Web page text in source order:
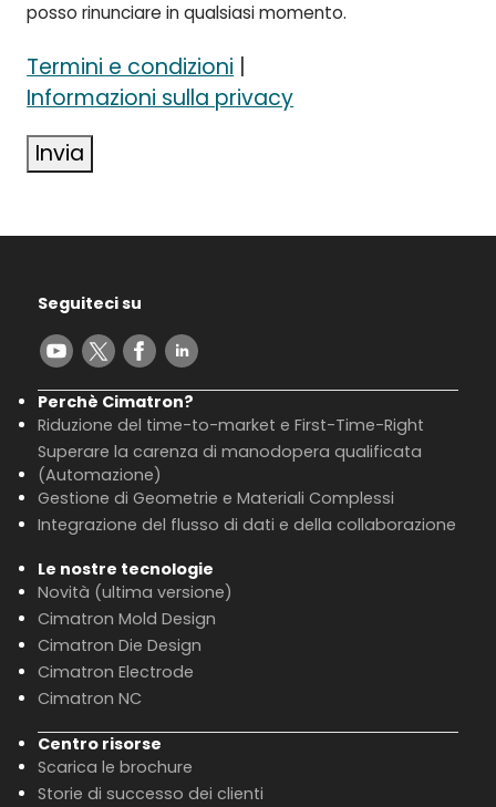
posso rinunciare in qualsiasi momento.
Termini e condizioni |
Informazioni sulla privacy
Invia
Seguiteci su
Perchè Cimatron?
Riduzione del time-to-market e First-Time-Right
Superare la carenza di manodopera qualificata
(Automazione)
Gestione di Geometrie e Materiali Complessi
Integrazione del flusso di dati e della collaborazione
Le nostre tecnologie
Novità (ultima versione)
Cimatron Mold Design
Cimatron Die Design
Cimatron Electrode
Cimatron NC
Centro risorse
Scarica le brochure
Storie di successo dei clienti